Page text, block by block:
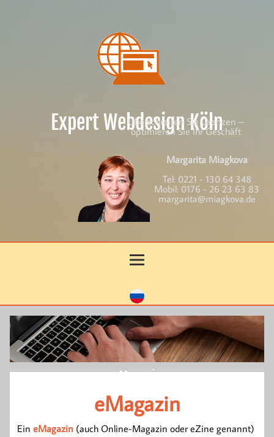
Expert Webdesign Köln
Überschreiten Sie Grenzen –
optimieren Sie Ihr Geschäft
Margarita Miagkova
Tel: 0221 - 130 64 348
Mobil: 0176 - 26 23 63 83
margarita@miagkova.de
eMagazin
eMagazin
Ein eMagazin (auch Online-Magazin oder eZine genannt)